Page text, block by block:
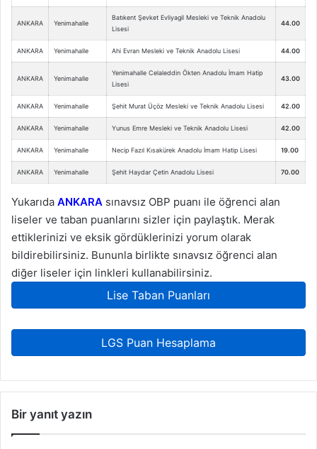
ANKARA Yenimahalle
Batıkent Şevket Evliyagil Mesleki ve Teknik Anadolu
Lisesi
44.00
ANKARA Yenimahalle Ahi Evran Mesleki ve Teknik Anadolu Lisesi 44.00
ANKARA Yenimahalle
Yenimahalle Celaleddin Ökten Anadolu İmam Hatip
Lisesi
43.00
ANKARA Yenimahalle Şehit Murat Üçöz Mesleki ve Teknik Anadolu Lisesi 42.00
ANKARA Yenimahalle Yunus Emre Mesleki ve Teknik Anadolu Lisesi 42.00
ANKARA Yenimahalle Necip Fazıl Kısakürek Anadolu İmam Hatip Lisesi 19.00
ANKARA Yenimahalle Şehit Haydar Çetin Anadolu Lisesi 70.00
Yukarıda ANKARA sınavsız OBP puanı ile öğrenci alan
liseler ve taban puanlarını sizler için paylaştık. Merak
ettiklerinizi ve eksik gördüklerinizi yorum olarak
bildirebilirsiniz. Bununla birlikte sınavsız öğrenci alan
diğer liseler için linkleri kullanabilirsiniz.
Lise Taban Puanları
LGS Puan Hesaplama
Bir yanıt yazın